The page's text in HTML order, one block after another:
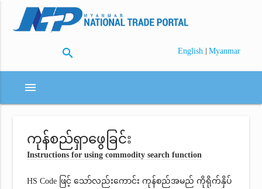
search English | Myanmar
menu
ကုန်စည်ရှာဖွေခြင်း
Instructions for using commodity search function
HS Code ဖြင့် သော်လည်းကောင်း ကုန်စည်အမည် ကိုရိုက်နှိပ်